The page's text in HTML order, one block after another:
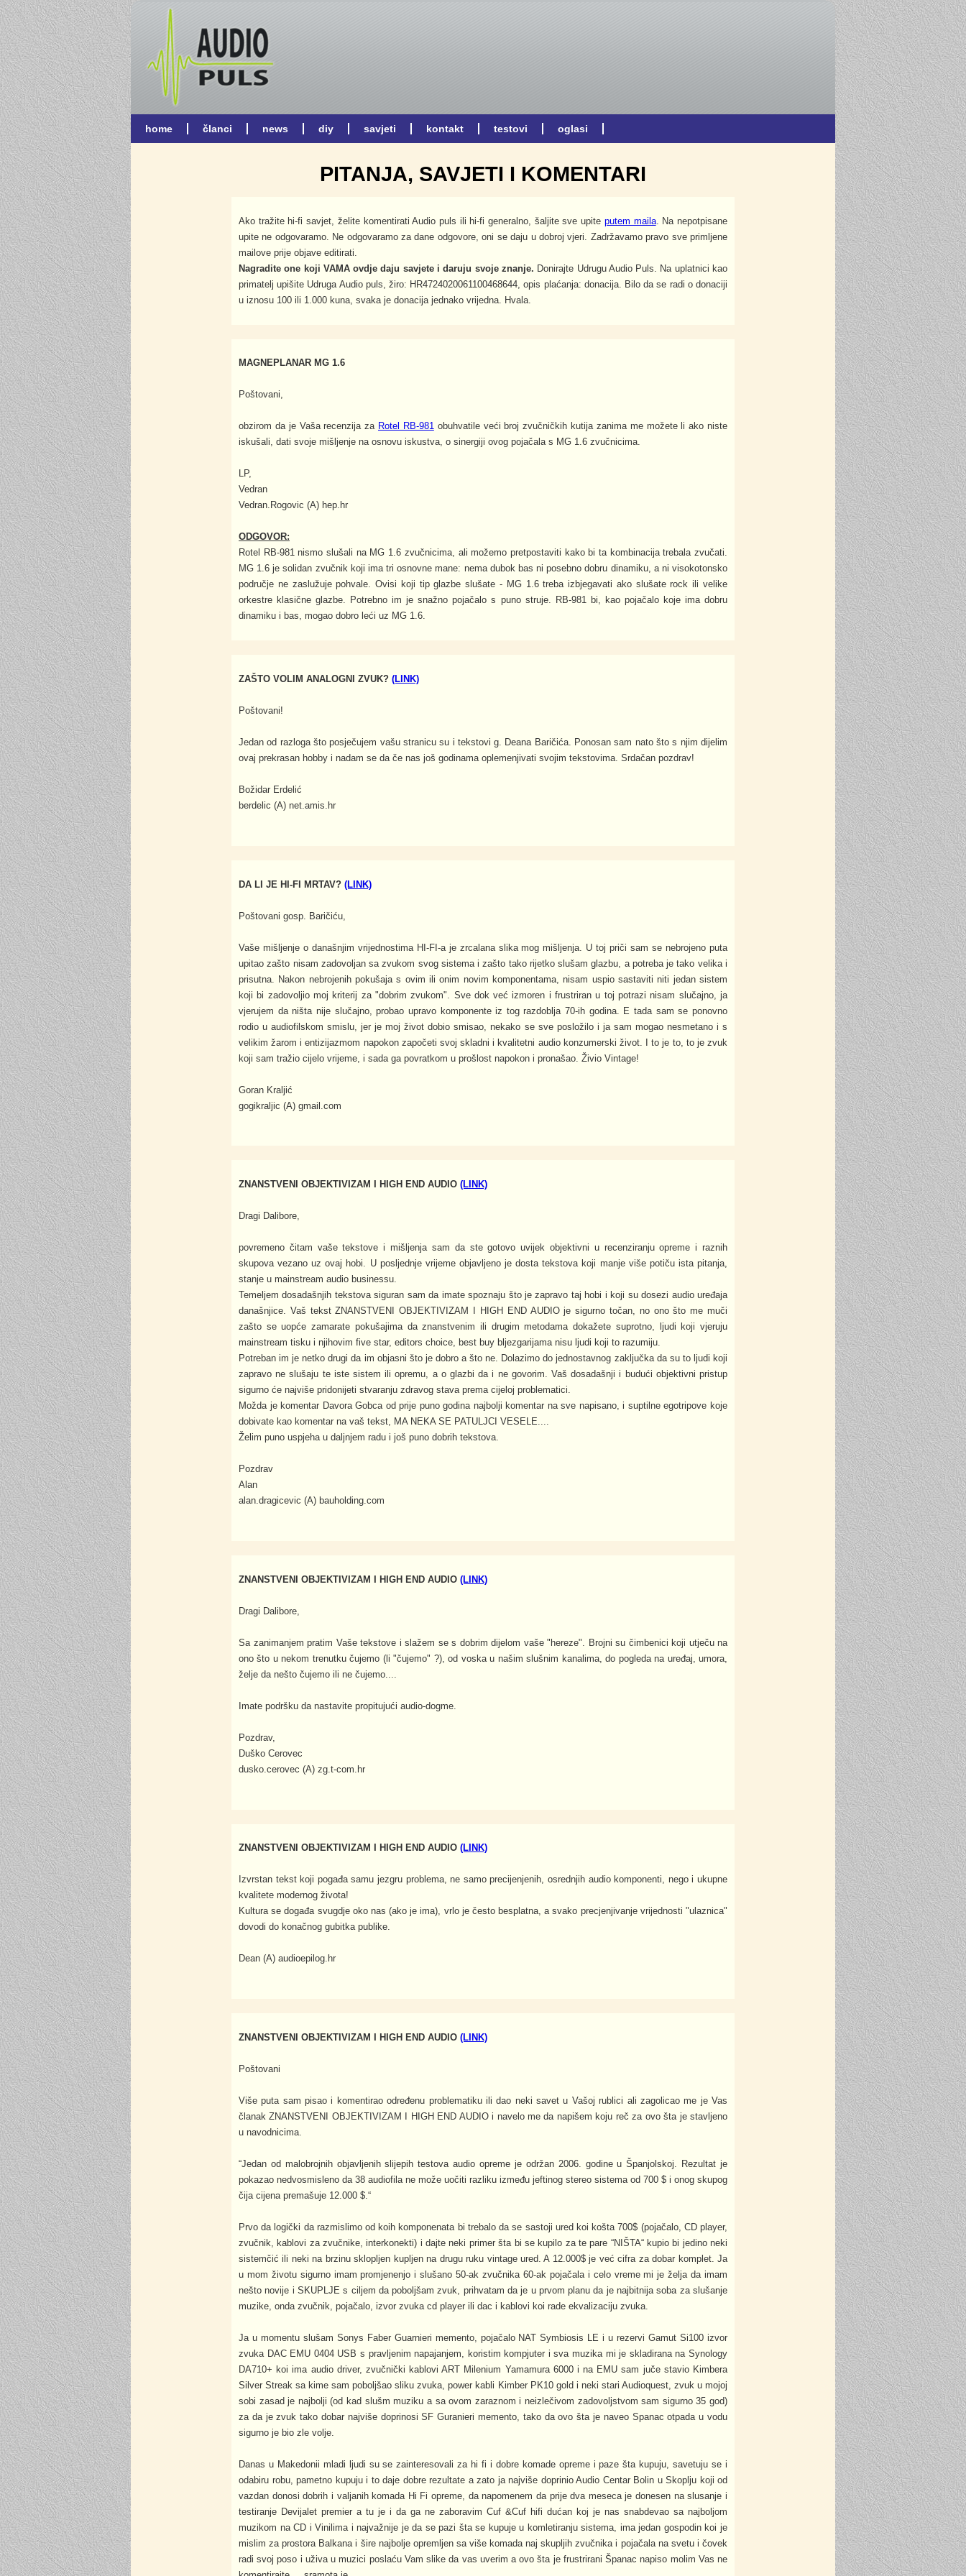
PITANJA, SAVJETI I KOMENTARI
Ako tražite hi-fi savjet, želite komentirati Audio puls ili hi-fi generalno, šaljite sve upite putem maila. Na nepotpisane
upite ne odgovaramo. Ne odgovaramo za dane odgovore, oni se daju u dobroj vjeri. Zadržavamo pravo sve primljene
mailove prije objave editirati.
Nagradite one koji VAMA ovdje daju savjete i daruju svoje znanje. Donirajte Udrugu Audio Puls. Na uplatnici kao
primatelj upišite Udruga Audio puls, žiro: HR4724020061100468644, opis plaćanja: donacija. Bilo da se radi o donaciji
u iznosu 100 ili 1.000 kuna, svaka je donacija jednako vrijedna. Hvala.
MAGNEPLANAR MG 1.6
Poštovani,
obzirom da je Vaša recenzija za Rotel RB-981obuhvatile veći broj zvučničkih kutija zanima me možete li ako niste
iskušali, dati svoje mišljenje na osnovu iskustva, o sinergiji ovog pojačala s MG 1.6 zvučnicima.
LP,
Vedran
Vedran.Rogovic (A) hep.hr
ODGOVOR:
Rotel RB-981 nismo slušali na MG 1.6 zvučnicima, ali možemo pretpostaviti kako bi ta kombinacija trebala zvučati.
MG 1.6 je solidan zvučnik koji ima tri osnovne mane: nema dubok bas ni posebno dobru dinamiku, a ni visokotonsko
područje ne zaslužuje pohvale. Ovisi koji tip glazbe slušate - MG 1.6 treba izbjegavati ako slušate rock ili velike
orkestre klasične glazbe. Potrebno im je snažno pojačalo s puno struje. RB-981 bi, kao pojačalo koje ima dobru
dinamiku i bas, mogao dobro leći uz MG 1.6.
ZAŠTO VOLIM ANALOGNI ZVUK? (LINK)
Poštovani!
Jedan od razloga što posječujem vašu stranicu su i tekstovi g. Deana Baričića. Ponosan sam nato što s njim dijelim
ovaj prekrasan hobby i nadam se da če nas još godinama oplemenjivati svojim tekstovima. Srdačan pozdrav!
Božidar Erdelić
berdelic (A) net.amis.hr
DA LI JE HI-FI MRTAV? (LINK)
Poštovani gosp. Baričiću,
Vaše mišljenje o današnjim vrijednostima HI-FI-a je zrcalana slika mog mišljenja. U toj priči sam se nebrojeno puta
upitao zašto nisam zadovoljan sa zvukom svog sistema i zašto tako rijetko slušam glazbu, a potreba je tako velika i
prisutna. Nakon nebrojenih pokušaja s ovim ili onim novim komponentama, nisam uspio sastaviti niti jedan sistem
koji bi zadovoljio moj kriterij za "dobrim zvukom". Sve dok već izmoren i frustriran u toj potrazi nisam slučajno, ja
vjerujem da ništa nije slučajno, probao upravo komponente iz tog razdoblja 70-ih godina. E tada sam se ponovno
rodio u audiofilskom smislu, jer je moj život dobio smisao, nekako se sve posložilo i ja sam mogao nesmetano i s
velikim žarom i entizijazmom napokon započeti svoj skladni i kvalitetni audio konzumerski život. I to je to, to je zvuk
koji sam tražio cijelo vrijeme, i sada ga povratkom u prošlost napokon i pronašao. Živio Vintage!
Goran Kraljić
gogikraljic (A) gmail.com
ZNANSTVENI OBJEKTIVIZAM I HIGH END AUDIO (LINK)
Dragi Dalibore,
povremeno čitam vaše tekstove i mišljenja sam da ste gotovo uvijek objektivni u recenziranju opreme i raznih
skupova vezano uz ovaj hobi. U posljednje vrijeme objavljeno je dosta tekstova koji manje više potiču ista pitanja,
stanje u mainstream audio businessu.
Temeljem dosadašnjih tekstova siguran sam da imate spoznaju što je zapravo taj hobi i koji su dosezi audio uređaja
današnjice. Vaš tekst ZNANSTVENI OBJEKTIVIZAM I HIGH END AUDIO je sigurno točan, no ono što me muči
zašto se uopće zamarate pokušajima da znanstvenim ili drugim metodama dokažete suprotno, ljudi koji vjeruju
mainstream tisku i njihovim five star, editors choice, best buy bljezgarijama nisu ljudi koji to razumiju.
Potreban im je netko drugi da im objasni što je dobro a što ne. Dolazimo do jednostavnog zaključka da su to ljudi koji
zapravo ne slušaju te iste sistem ili opremu, a o glazbi da i ne govorim. Vaš dosadašnji i budući objektivni pristup
sigurno će najviše pridonijeti stvaranju zdravog stava prema cijeloj problematici.
Možda je komentar Davora Gobca od prije puno godina najbolji komentar na sve napisano, i suptilne egotripove koje
dobivate kao komentar na vaš tekst, MA NEKA SE PATULJCI VESELE....
Želim puno uspjeha u daljnjem radu i još puno dobrih tekstova.
Pozdrav
Alan
alan.dragicevic (A) bauholding.com
ZNANSTVENI OBJEKTIVIZAM I HIGH END AUDIO (LINK)
Dragi Dalibore,
Sa zanimanjem pratim Vaše tekstove i slažem se s dobrim dijelom vaše "hereze". Brojni su čimbenici koji utječu na
ono što u nekom trenutku čujemo (li "čujemo" ?), od voska u našim slušnim kanalima, do pogleda na uređaj, umora,
želje da nešto čujemo ili ne čujemo....
Imate podršku da nastavite propitujući audio-dogme.
Pozdrav,
Duško Cerovec
dusko.cerovec (A) zg.t-com.hr
ZNANSTVENI OBJEKTIVIZAM I HIGH END AUDIO (LINK)
Izvrstan tekst koji pogađa samu jezgru problema, ne samo precijenjenih, osrednjih audio komponenti, nego i ukupne
kvalitete modernog života!
Kultura se događa svugdje oko nas (ako je ima), vrlo je često besplatna, a svako precjenjivanje vrijednosti "ulaznica"
dovodi do konačnog gubitka publike.
Dean (A) audioepilog.hr
ZNANSTVENI OBJEKTIVIZAM I HIGH END AUDIO (LINK)
Poštovani
Više puta sam pisao i komentirao određenu problematiku ili dao neki savet u Vašoj rublici ali zagolicao me je Vas
članak ZNANSTVENI OBJEKTIVIZAM I HIGH END AUDIO i navelo me da napišem koju reč za ovo šta je stavljeno
u navodnicima.
“Jedan od malobrojnih objavljenih slijepih testova audio opreme je održan 2006. godine u Španjolskoj. Rezultat je
pokazao nedvosmisleno da 38 audiofila ne može uočiti razliku između jeftinog stereo sistema od 700 $ i onog skupog
čija cijena premašuje 12.000 $.“
Prvo da logički da razmislimo od koih komponenata bi trebalo da se sastoji ured koi košta 700$ (pojačalo, CD player,
zvučnik, kablovi za zvučnike, interkonekti) i dajte neki primer šta bi se kupilo za te pare “NIŠTA“ kupio bi jedino neki
sistemčić ili neki na brzinu sklopljen kupljen na drugu ruku vintage ured. A 12.000$ je već cifra za dobar komplet. Ja
u mom životu sigurno imam promjenenjo i slušano 50-ak zvučnika 60-ak pojačala i celo vreme mi je želja da imam
nešto novije i SKUPLJE s ciljem da poboljšam zvuk, prihvatam da je u prvom planu da je najbitnija soba za slušanje
muzike, onda zvučnik, pojačalo, izvor zvuka cd player ili dac i kablovi koi rade ekvalizaciju zvuka.
Ja u momentu slušam Sonys Faber Guarnieri memento, pojačalo NAT Symbiosis LE i u rezervi Gamut Si100 izvor
zvuka DAC EMU 0404 USB s pravljenim napajanjem, koristim kompjuter i sva muzika mi je skladirana na Synology
DA710+ koi ima audio driver, zvučnički kablovi ART Milenium Yamamura 6000 i na EMU sam juče stavio Kimbera
Silver Streak sa kime sam poboljšao sliku zvuka, power kabli Kimber PK10 gold i neki stari Audioquest, zvuk u mojoj
sobi zasad je najbolji (od kad slušm muziku a sa ovom zaraznom i neizlečivom zadovoljstvom sam sigurno 35 god)
za da je zvuk tako dobar najviše doprinosi SF Guranieri memento, tako da ovo šta je naveo Spanac otpada u vodu
sigurno je bio zle volje.
Danas u Makedonii mladi ljudi su se zainteresovali za hi fi i dobre komade opreme i paze šta kupuju, savetuju se i
odabiru robu, pametno kupuju i to daje dobre rezultate a zato ja najviše doprinio Audio Centar Bolin u Skoplju koji od
vazdan donosi dobrih i valjanih komada Hi Fi opreme, da napomenem da prije dva meseca je donesen na slusanje i
testiranje Devijalet premier a tu je i da ga ne zaboravim Cuf &Cuf hifi dućan koj je nas snabdevao sa najboljom
muzikom na CD i Vinilima i najvažnije je da se pazi šta se kupuje u komletiranju sistema, ima jedan gospodin koi je
mislim za prostora Balkana i šire najbolje opremljen sa više komada naj skupljih zvučnika i pojačala na svetu i čovek
radi svoj poso i uživa u muzici poslaću Vam slike da vas uverim a ovo šta je frustrirani Španac napiso molim Vas ne